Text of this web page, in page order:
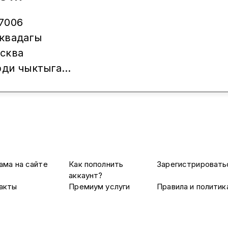
кара
лексус
комфорт
чыктыга
алып
кара
лексус
на сайте
Как пополнить
аккаунт?
Премиум услуги Правила и